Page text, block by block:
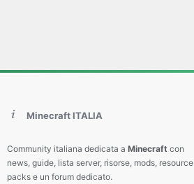
Minecraft ITALIA
Community italiana dedicata a Minecraft con
news, guide, lista server, risorse, mods, resource
packs e un forum dedicato.